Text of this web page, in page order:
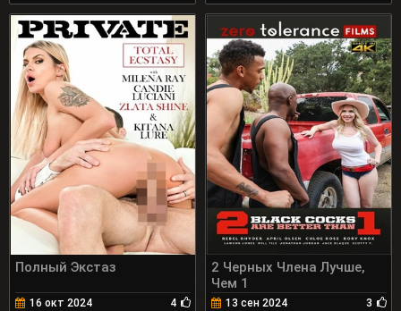
Полный Экстаз
16 окт 2024 4
2 Черных Члена Лучше,
Чем 1
13 сен 2024 3